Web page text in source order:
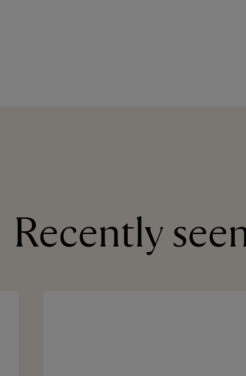
Recently